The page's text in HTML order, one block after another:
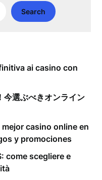
Search
ai casino con
今選ぶべきオンライン
casino online en
y promociones
come scegliere e